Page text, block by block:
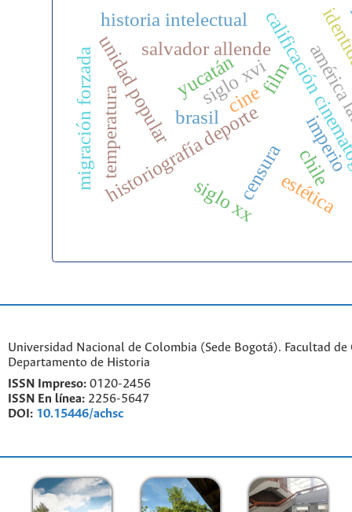
historiografía deportecensura
cine
film
chile
salvador allende
unidad popular
migración forzada siglo xvi
siglo xx
temperatura
yucatán
brasil
historia intelectual
estética
imperio
Universidad Nacional de Colombia (Sede Bogotá). Facultad de
Departamento de Historia
ISSN Impreso: 0120-2456
ISSN En línea: 2256-5647
DOI: 10.15446/achsc